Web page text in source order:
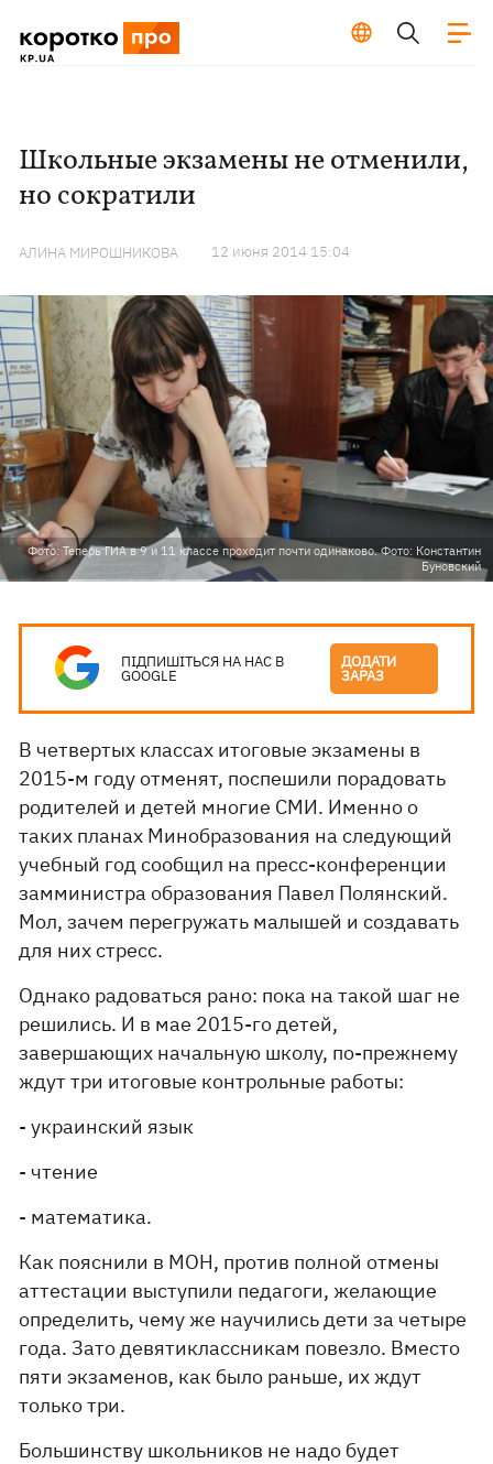
Школьные экзамены не отменили,
но сократили
АЛИНА МИРОШНИКОВА 12 июня 2014 15:04
Фото: Теперь ГИА в 9 и 11 классе проходит почти одинаково. Фото: Константин
Буновский
ПІДПИШІТЬСЯ НА НАС В
GOOGLE
ДОДАТИ
ЗАРАЗ
В четвертых классах итоговые экзамены в
2015-м году отменят, поспешили порадовать
родителей и детей многие СМИ. Именно о
таких планах Минобразования на следующий
учебный год сообщил на пресс-конференции
замминистра образования Павел Полянский.
Мол, зачем перегружать малышей и создавать
для них стресс.
Однако радоваться рано: пока на такой шаг не
решились. И в мае 2015-го детей,
завершающих начальную школу, по-прежнему
ждут три итоговые контрольные работы:
- украинский язык
- чтение
- математика.
Как пояснили в МОН, против полной отмены
аттестации выступили педагоги, желающие
определить, чему же научились дети за четыре
года. Зато девятиклассникам повезло. Вместо
пяти экзаменов, как было раньше, их ждут
только три.
Большинству школьников не надо будет